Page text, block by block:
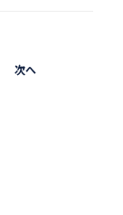
次へ